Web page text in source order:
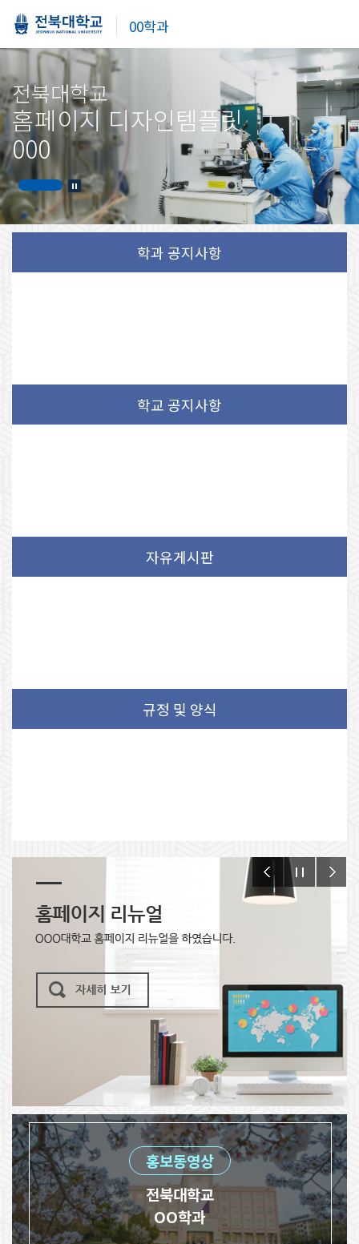
00학과
전북대학교
홈페이지 디자인템플릿
000
홍보동영상
전북대학교
OO학과